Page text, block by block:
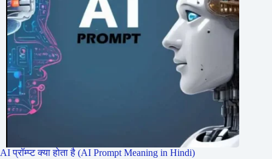
AI प्रॉम्प्ट क्या होता है (AI Prompt Meaning in Hindi)